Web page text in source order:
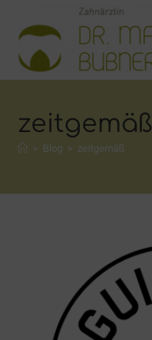
zeitgemäß
> Blog > zeitgemäß